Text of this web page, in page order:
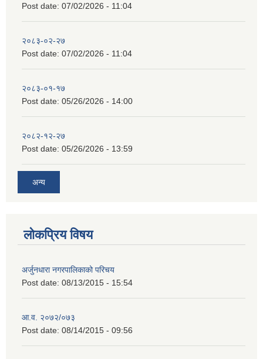
Post date: 07/02/2026 - 11:04
२०८३-०२-२७
Post date: 07/02/2026 - 11:04
२०८३-०१-१७
Post date: 05/26/2026 - 14:00
२०८२-१२-२७
Post date: 05/26/2026 - 13:59
अन्य
लोकप्रिय विषय
अर्जुनधारा नगरपालिकाको परिचय
Post date: 08/13/2015 - 15:54
आ.व. २०७२/०७३
Post date: 08/14/2015 - 09:56